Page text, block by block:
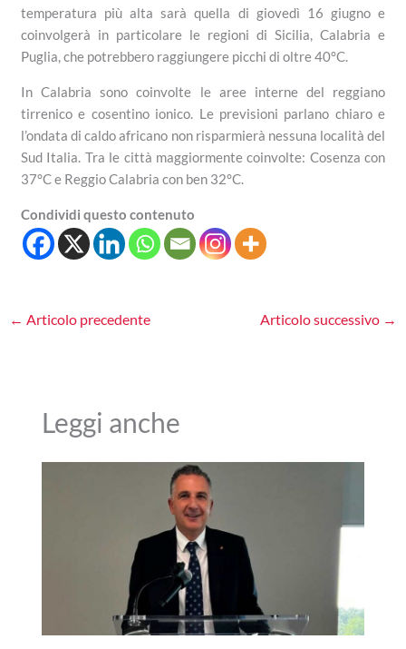
temperatura più alta sarà quella di giovedì 16 giugno e
coinvolgerà in particolare le regioni di Sicilia, Calabria e
Puglia, che potrebbero raggiungere picchi di oltre 40°C.
In Calabria sono coinvolte le aree interne del reggiano
tirrenico e cosentino ionico. Le previsioni parlano chiaro e
l’ondata di caldo africano non risparmierà nessuna località del
Sud Italia. Tra le città maggiormente coinvolte: Cosenza con
37°C e Reggio Calabria con ben 32°C.
Condividi questo contenuto
← Articolo precedente Articolo successivo →
Leggi anche